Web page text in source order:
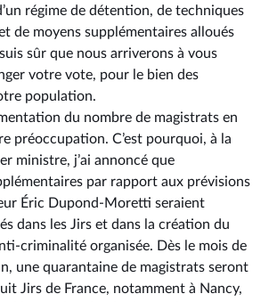
régime de détention, de techniques
de moyens supplémentaires alloués
sûr que nous arriverons à vous
votre vote, pour le bien des
population.
du nombre de magistrats en
préoccupation. C’est pourquoi, à la
ministre, j’ai annoncé que
par rapport aux prévisions
Éric Dupond-Moretti seraient
dans les Jirs et dans la création du
criminalité organisée. Dès le mois de
une quarantaine de magistrats seront
Jirs de France, notamment à Nancy,